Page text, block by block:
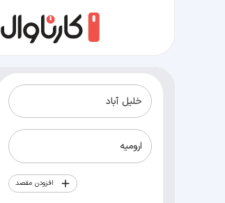
افزودن مقصد